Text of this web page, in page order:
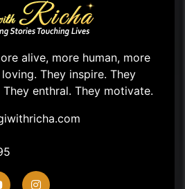
alive, more human, more
They inspire. They
enthral. They motivate.